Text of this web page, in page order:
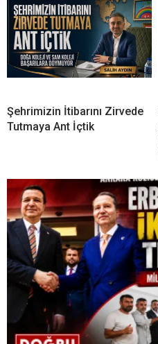
Şehrimizin İtibarını Zirvede
Tutmaya Ant İçtik